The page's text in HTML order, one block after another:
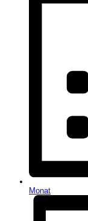
Monat